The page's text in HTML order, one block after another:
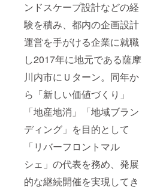
ンドスケープ設計などの経
験を積み、都内の企画設計
運営を手がける企業に就職
し2017年に地元である薩摩
川内市にＵターン。同年か
ら「新しい価値づくり」
「地産地消」「地域ブラン
ディング」を目的として
「リバーフロントマル
シェ」の代表を務め、発展
的な継続開催を実現してき